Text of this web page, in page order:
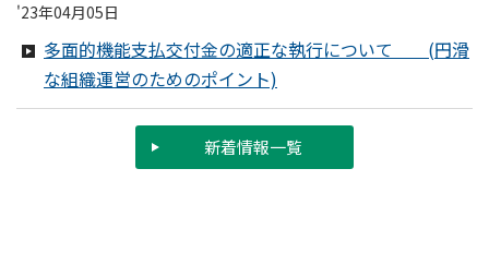
'23年04月05日
多面的機能支払交付金の適正な執行について (円滑
な組織運営のためのポイント)
新着情報一覧